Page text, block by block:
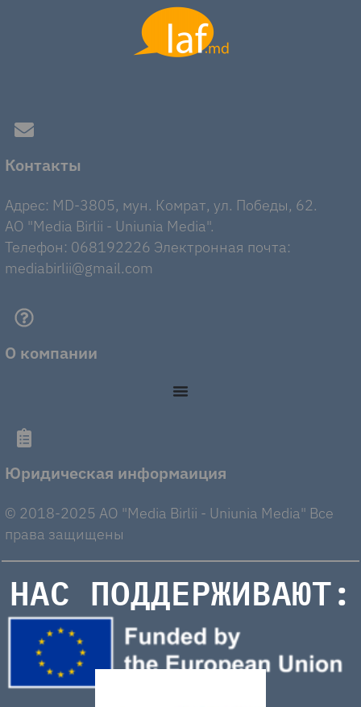
Контакты
Адрес: MD-3805, мун. Комрат, ул. Победы, 62.
AO "Media Birlii - Uniunia Media".
Телефон: 068192226 Электронная почта:
mediabirlii@gmail.com
О компании
Юридическая информаиция
© 2018-2025 AO "Media Birlii - Uniunia Media" Все
права защищены
НАС ПОДДЕРЖИВАЮТ: